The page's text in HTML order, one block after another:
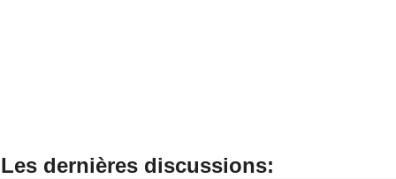
Les dernières discussions: